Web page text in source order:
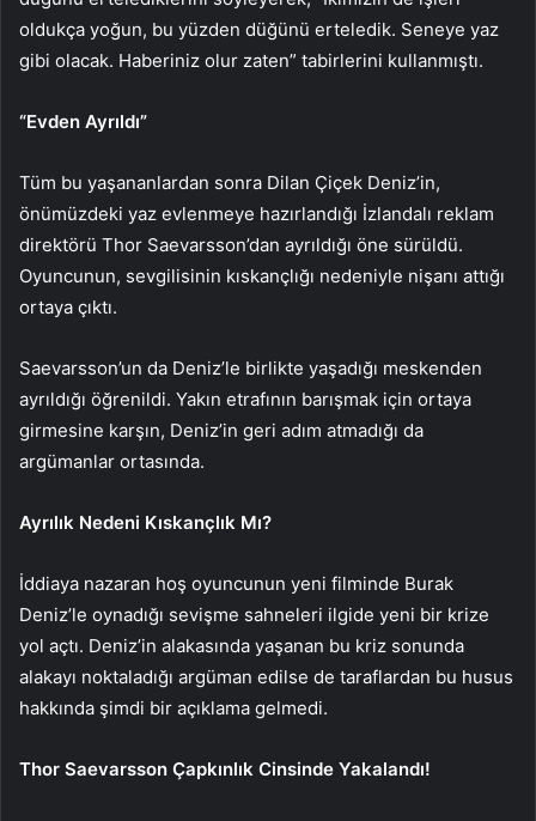
oldukça yoğun, bu yüzden düğünü erteledik. Seneye yaz
gibi olacak. Haberiniz olur zaten” tabirlerini kullanmıştı.
“Evden Ayrıldı”
Tüm bu yaşananlardan sonra Dilan Çiçek Deniz’in,
önümüzdeki yaz evlenmeye hazırlandığı İzlandalı reklam
direktörü Thor Saevarsson’dan ayrıldığı öne sürüldü.
Oyuncunun, sevgilisinin kıskançlığı nedeniyle nişanı attığı
ortaya çıktı.
Saevarsson’un da Deniz’le birlikte yaşadığı meskenden
ayrıldığı öğrenildi. Yakın etrafının barışmak için ortaya
girmesine karşın, Deniz’in geri adım atmadığı da
argümanlar ortasında.
Ayrılık Nedeni Kıskançlık Mı?
İddiaya nazaran hoş oyuncunun yeni filminde Burak
Deniz’le oynadığı sevişme sahneleri ilgide yeni bir krize
yol açtı. Deniz’in alakasında yaşanan bu kriz sonunda
alakayı noktaladığı argüman edilse de taraflardan bu husus
hakkında şimdi bir açıklama gelmedi.
Thor Saevarsson Çapkınlık Cinsinde Yakalandı!